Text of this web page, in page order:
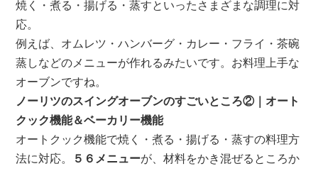
焼く・煮る・揚げる・蒸すといったさまざまな調理に対
応。
例えば、オムレツ・ハンバーグ・カレー・フライ・茶碗
蒸しなどのメニューが作れるみたいです。お料理上手な
オーブンですね。
ノーリツのスイングオーブンのすごいところ②｜オート
クック機能＆ベーカリー機能
オートクック機能で焼く・煮る・揚げる・蒸すの料理方
法に対応。
５６メニューが、材料をかき混ぜるところか